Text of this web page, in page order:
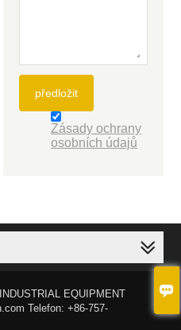

předložit
Zásady ochrany
osobních údajů
EQUIPMENT
Telefon: +86-757-